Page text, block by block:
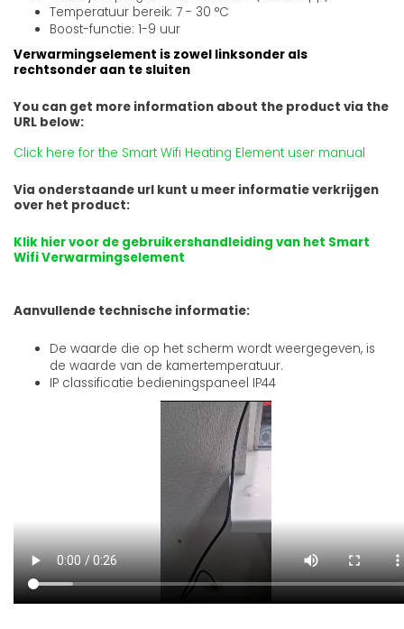
Temperatuur bereik: 7 - 30 °C
Boost-functie: 1-9 uur
Verwarmingselement is zowel linksonder als
rechtsonder aan te sluiten
You can get more information about the product via the
URL below:
Click here for the Smart Wifi Heating Element user manual
Via onderstaande url kunt u meer informatie verkrijgen
over het product:
Klik hier voor de gebruikershandleiding van het Smart
Wifi Verwarmingselement
Aanvullende technische informatie:
De waarde die op het scherm wordt weergegeven, is
de waarde van de kamertemperatuur.
IP classificatie bedieningspaneel IP44